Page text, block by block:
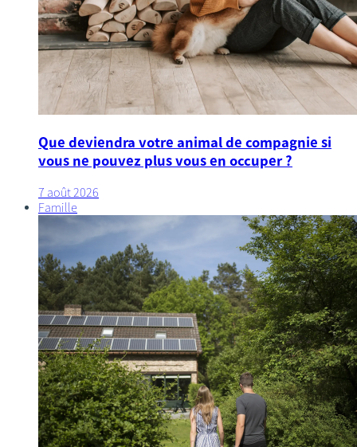
Que deviendra votre animal de compagnie si
vous ne pouvez plus vous en occuper ?
7 août 2026
Famille